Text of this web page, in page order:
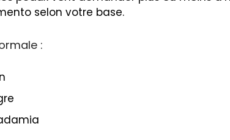
selon votre base.
: